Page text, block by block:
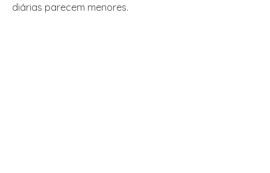
diárias parecem menores.